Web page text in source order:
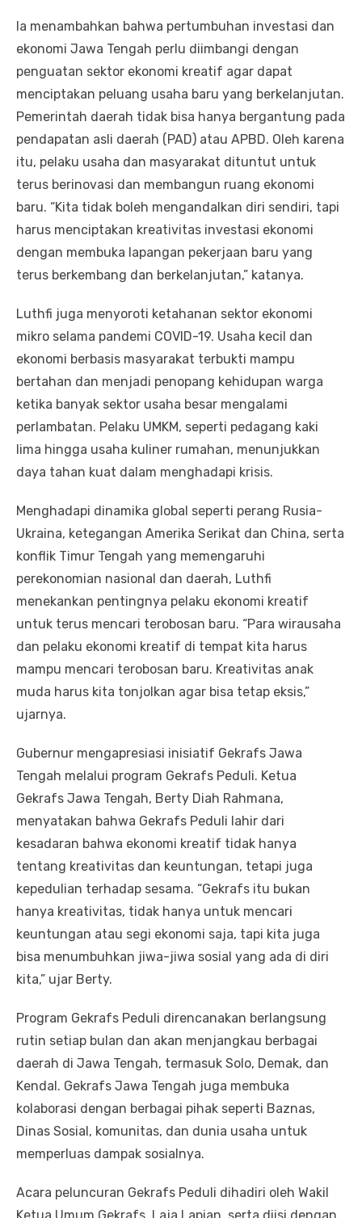
Ia menambahkan bahwa pertumbuhan investasi dan
ekonomi Jawa Tengah perlu diimbangi dengan
penguatan sektor ekonomi kreatif agar dapat
menciptakan peluang usaha baru yang berkelanjutan.
Pemerintah daerah tidak bisa hanya bergantung pada
pendapatan asli daerah (PAD) atau APBD. Oleh karena
itu, pelaku usaha dan masyarakat dituntut untuk
terus berinovasi dan membangun ruang ekonomi
baru. “Kita tidak boleh mengandalkan diri sendiri, tapi
harus menciptakan kreativitas investasi ekonomi
dengan membuka lapangan pekerjaan baru yang
terus berkembang dan berkelanjutan,” katanya.
Luthfi juga menyoroti ketahanan sektor ekonomi
mikro selama pandemi COVID-19. Usaha kecil dan
ekonomi berbasis masyarakat terbukti mampu
bertahan dan menjadi penopang kehidupan warga
ketika banyak sektor usaha besar mengalami
perlambatan. Pelaku UMKM, seperti pedagang kaki
lima hingga usaha kuliner rumahan, menunjukkan
daya tahan kuat dalam menghadapi krisis.
Menghadapi dinamika global seperti perang Rusia-
Ukraina, ketegangan Amerika Serikat dan China, serta
konflik Timur Tengah yang memengaruhi
perekonomian nasional dan daerah, Luthfi
menekankan pentingnya pelaku ekonomi kreatif
untuk terus mencari terobosan baru. “Para wirausaha
dan pelaku ekonomi kreatif di tempat kita harus
mampu mencari terobosan baru. Kreativitas anak
muda harus kita tonjolkan agar bisa tetap eksis,”
ujarnya.
Gubernur mengapresiasi inisiatif Gekrafs Jawa
Tengah melalui program Gekrafs Peduli. Ketua
Gekrafs Jawa Tengah, Berty Diah Rahmana,
menyatakan bahwa Gekrafs Peduli lahir dari
kesadaran bahwa ekonomi kreatif tidak hanya
tentang kreativitas dan keuntungan, tetapi juga
kepedulian terhadap sesama. “Gekrafs itu bukan
hanya kreativitas, tidak hanya untuk mencari
keuntungan atau segi ekonomi saja, tapi kita juga
bisa menumbuhkan jiwa-jiwa sosial yang ada di diri
kita,” ujar Berty.
Program Gekrafs Peduli direncanakan berlangsung
rutin setiap bulan dan akan menjangkau berbagai
daerah di Jawa Tengah, termasuk Solo, Demak, dan
Kendal. Gekrafs Jawa Tengah juga membuka
kolaborasi dengan berbagai pihak seperti Baznas,
Dinas Sosial, komunitas, dan dunia usaha untuk
memperluas dampak sosialnya.
Acara peluncuran Gekrafs Peduli dihadiri oleh Wakil